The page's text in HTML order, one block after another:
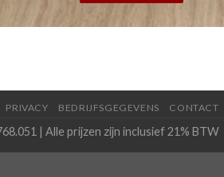
PRIVACY BEDRIJFSGEGEVENS CONTACT
| Alle prijzen zijn inclusief 21% BTW